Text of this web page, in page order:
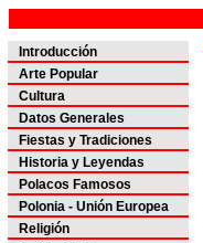
Introducción
Arte Popular
Cultura
Datos Generales
Fiestas y Tradiciones
Historia y Leyendas
Polacos Famosos
Polonia - Unión Europea
Religión